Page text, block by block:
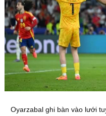
Oyarzabal ghi bàn vào lưới